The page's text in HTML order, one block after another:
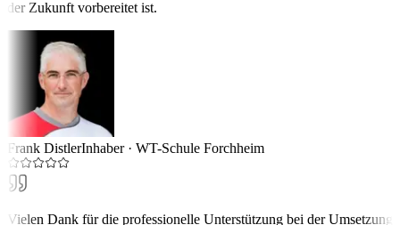
der Zukunft vorbereitet ist.
Frank DistlerInhaber· WT-Schule Forchheim
Vielen Dank für die professionelle Unterstützung bei der Umsetzung